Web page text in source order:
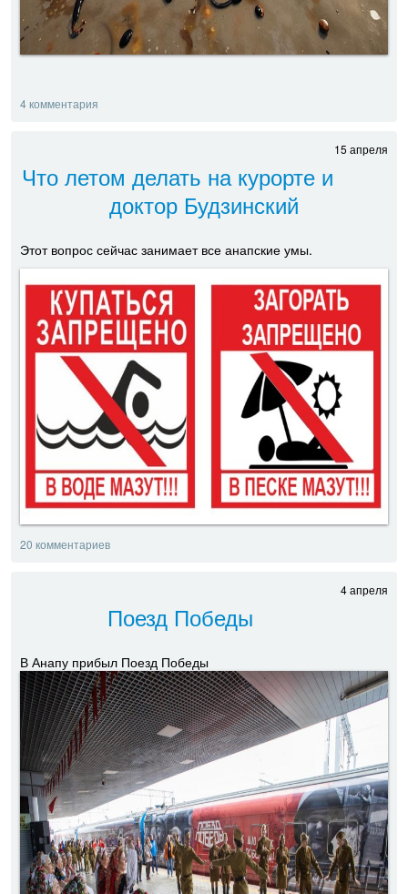
4 комментария
15 апреля
Что летом делать на курорте и
доктор Будзинский
Этот вопрос сейчас занимает все анапские умы.
20 комментариев
4 апреля
Поезд Победы
В Анапу прибыл Поезд Победы